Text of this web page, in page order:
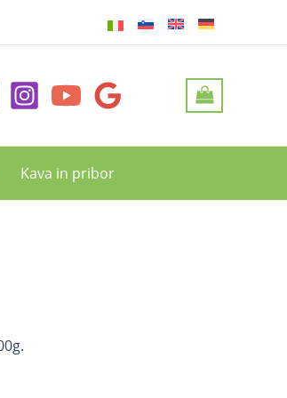
Kava in pribor